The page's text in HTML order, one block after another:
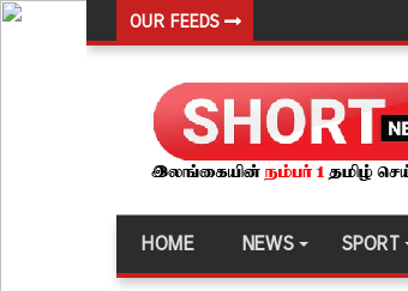
OUR FEEDS
பரீட்சைக் காலத்தில் இடர்கள்
தாயகம் திரும்புவதற்கு ஷேக்
HOME NEWS SPORT